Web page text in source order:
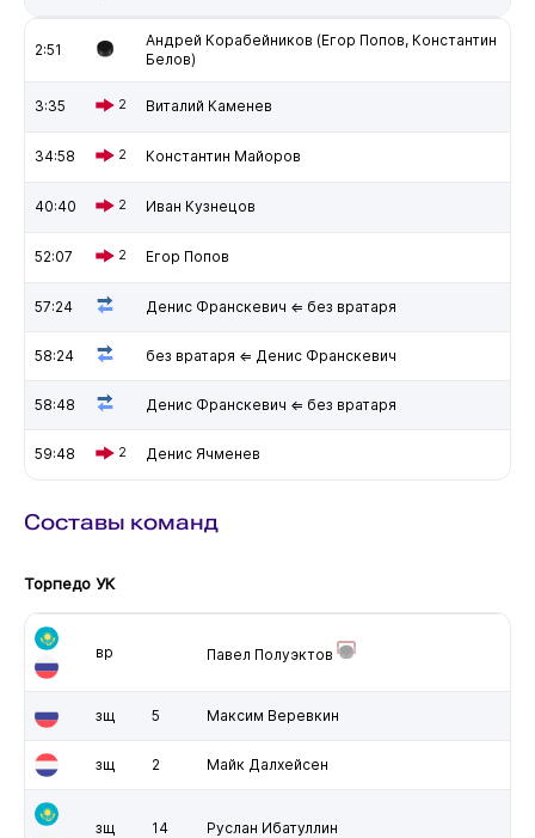
2:51
Андрей Корабейников (Егор Попов, Константин
Белов)
3:35 2 Виталий Каменев
34:58 2 Константин Майоров
40:40 2 Иван Кузнецов
52:07 2 Егор Попов
57:24 Денис Франскевич ⇐ без вратаря
58:24 без вратаря ⇐ Денис Франскевич
58:48 Денис Франскевич ⇐ без вратаря
59:48 2 Денис Ячменев
Составы команд
Торпедо УК
вр Павел Полуэктов
зщ 5 Максим Веревкин
зщ 2 Майк Далхейсен
зщ 14 Руслан Ибатуллин